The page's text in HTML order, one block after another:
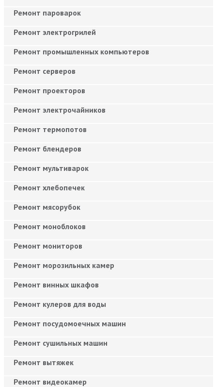
Ремонт пароварок
Ремонт электрогрилей
Ремонт промышленных компьютеров
Ремонт серверов
Ремонт проекторов
Ремонт электрочайников
Ремонт термопотов
Ремонт блендеров
Ремонт мультиварок
Ремонт хлебопечек
Ремонт мясорубок
Ремонт моноблоков
Ремонт мониторов
Ремонт морозильных камер
Ремонт винных шкафов
Ремонт кулеров для воды
Ремонт посудомоечных машин
Ремонт сушильных машин
Ремонт вытяжек
Ремонт видеокамер